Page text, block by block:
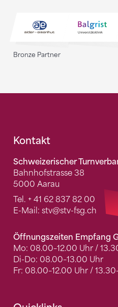
Bronze Partner
Fusszeile
Kontakt
Schweizerischer
Bahnhofstrasse 38
5000 Aarau
Tel. + 41 62 837 82 00
E-Mail: stv@stv-fsg.ch
Öffnungszeiten Empfang
Mo: 08.00–12.00 Uhr /
Di-Do: 08.00–13.00 Uhr
Fr: 08.00–12.00 Uhr /